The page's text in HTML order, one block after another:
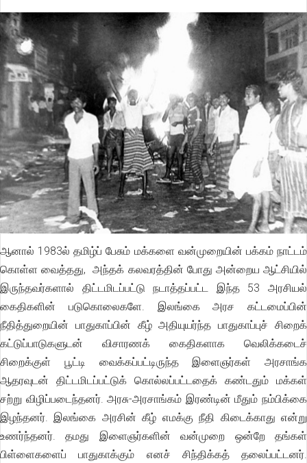
ஆனால் 1983ல் தமிழ்ப் பேசும் மக்களை வன்முறையின் பக்கம் நாட்டம்
கொள்ள வைத்தது, அந்தக் கலவரத்தின் போது அன்றைய ஆட்சியில்
இருந்தவர்களால் திட்டமிடப்பட்டு நடாத்தப்பட்ட இந்த 53 அரசியல்
கைதிகளின் படுகொலைகளே. இலங்கை அரச கட்டமைப்பின்
நீதித்துறையின் பாதுகாப்பின் கீழ் அதியுயர்ந்த பாதுகாப்புச் சிறைக்
கட்டுப்பாடுகளுடன் விசாரணக் கைதிகளாக வெலிக்கடைச்
சிறைக்குள் பூட்டி வைக்கப்பட்டிருந்த இளைஞர்கள் அரசாங்க
ஆதரவுடன் திட்டமிடப்பட்டுக் கொல்லப்பட்டதைக் கண்டதும் மக்கள்
சற்று விழிப்படைந்தனர். அரசு-அரசாங்கம் இரண்டின் மீதும் நம்பிக்கை
இழந்தனர். இலங்கை அரசின் கீழ் எமக்கு நீதி கிடைக்காது என்று
உணர்ந்தனர். தமது இளைஞர்களின் வன்முறை ஒன்றே தங்கள்
பிள்ளைகளைப் பாதுகாக்கும் எனச் சிந்திக்கத் தலைப்பட்டனர்.